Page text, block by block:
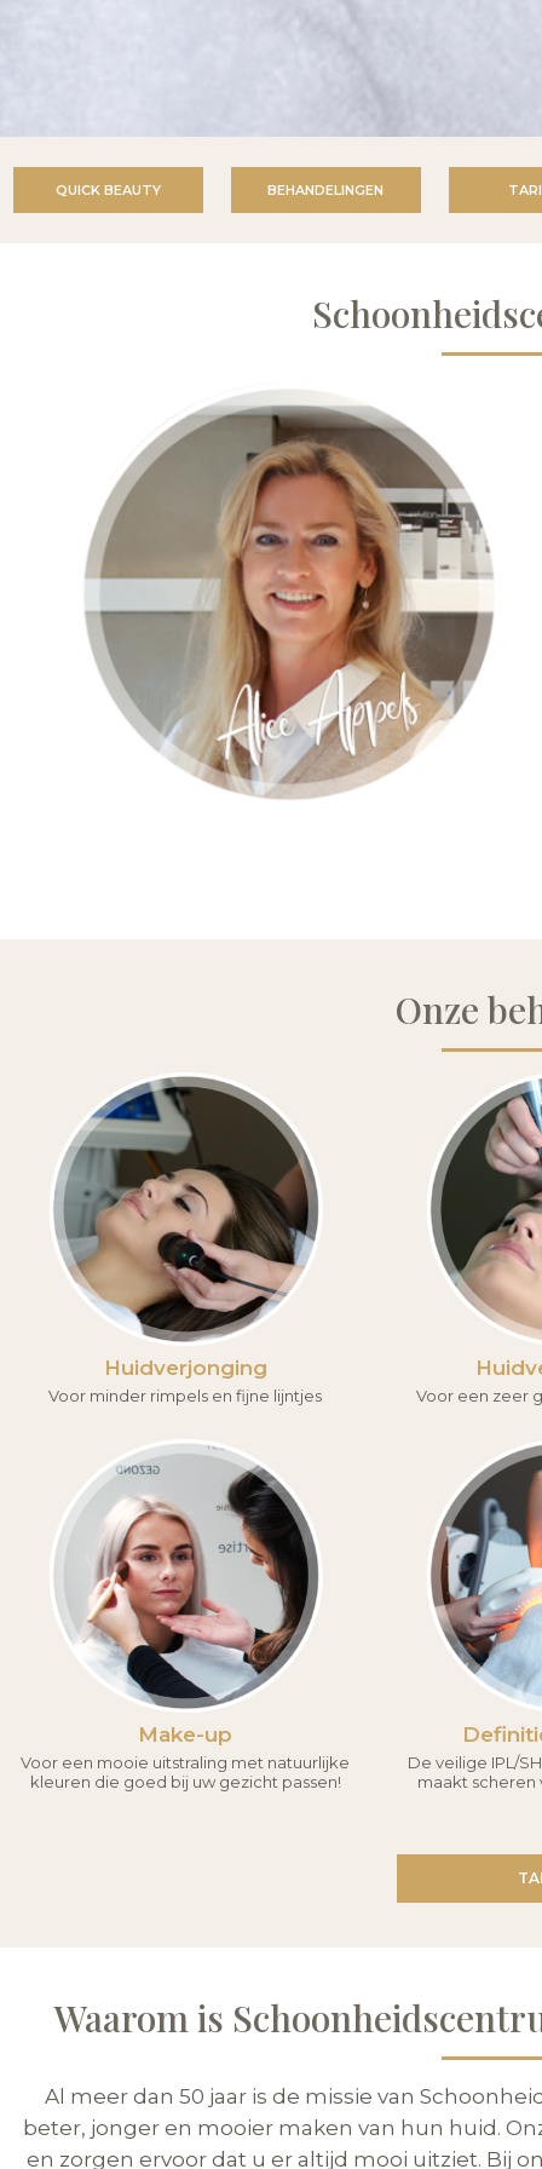
QUICK BEAUTY BEHANDELINGEN
Onze
Huidverjonging
Voor minder rimpels en fijne lijntjes Voor een zeer
Make-up
Voor een mooie uitstraling met natuurlijke
kleuren die goed bij uw gezicht passen!
De veilige IPL/
maakt
Waarom is
Al meer dan 50 jaar is de missie van
beter, jonger en mooier maken van hun huid.
en zorgen ervoor dat u er altijd mooi uitziet. Bij